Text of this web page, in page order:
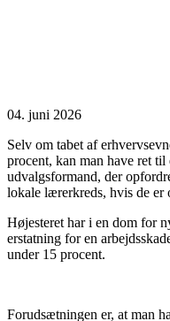
04. juni 2026
Selv om tabet af
procent, kan man have ret
udvalgsformand, der
lokale lærerkreds, hvis de er
Højesteret har i en dom for
erstatning for en
under 15 procent.
Forudsætningen er, at man